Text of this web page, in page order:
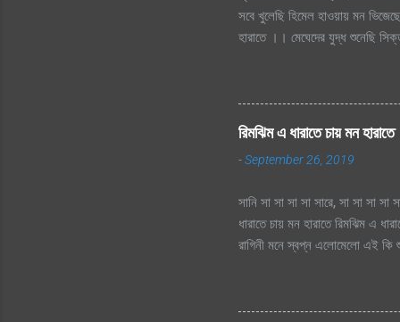
সবে খুলেছি হিমেল হাওয়ায় মন
হারাতে ।। মেঘেদের যুদ্ধ শুনেছি
রিমঝিম এ ধারাতে চায় মন হারাতে
-September 26, 2019
সানি সা সা সা সা সারে, সা সা সা সা
ধারাতে চায় মন হারাতে রিমঝিম এ
রাগিনী মনে স্বপ্ন এলোমেলো এই কি
হায়, ফোটে কামিনী আজ ভিজতে